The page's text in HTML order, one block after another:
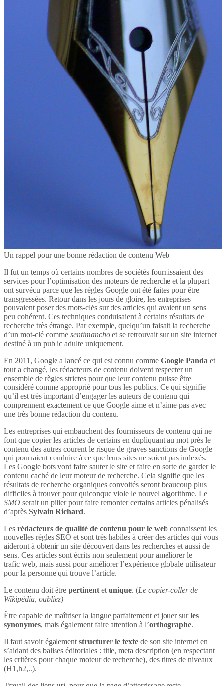
Un rappel pour une bonne rédaction de contenu Web
Il fut un temps où certains nombres de sociétés fournissaient des
services pour l’optimisation des moteurs de recherche et la plupart
ont survécu parce que les règles Google ont été faites pour être
transgressées. Retour dans les jours de gloire, les entreprises
pouvaient poser des mots-clés sur des articles qui avaient un sens
peu cohérent. Ces techniques conduisaient à certains résultats de
recherche très étrange. Par exemple, quelqu’un faisait la recherche
d’un mot-clé comme sentimancho et se retrouvait sur un site internet
destiné à un public adulte uniquement.
En 2011, Google a lancé ce qui est connu comme Google Panda et
tout a changé, les rédacteurs de contenu doivent respecter un
ensemble de règles strictes pour que leur contenu puisse être
considéré comme approprié pour tous les publics. Ce qui signifie
qu’il est très important d’engager les auteurs de contenu qui
comprennent exactement ce que Google aime et n’aime pas avec
une très bonne rédaction du contenu.
Les entreprises qui embauchent des fournisseurs de contenu qui ne
font que copier les articles de certains en dupliquant au mot près le
contenu des autres courent le risque de graves sanctions de Google
qui pourraient conduire à ce que leurs sites ne soient pas indexés.
Les Google bots vont faire sauter le site et faire en sorte de garder le
contenu caché de leur moteur de recherche. Cela signifie que les
résultats de recherche organiques convoités seront beaucoup plus
difficiles à trouver pour quiconque viole le nouvel algorithme. Le
SMO serait un pilier pour faire remonter certains articles pénalisés
d’après Sylvain Richard.
Les rédacteurs de qualité de contenu pour le web connaissent les
nouvelles règles SEO et sont très habiles à créer des articles qui vous
aideront à obtenir un site découvert dans les recherches et aussi de
sens. Ces articles sont écrits non seulement pour améliorer le
trafic web, mais aussi pour améliorer l’expérience globale utilisateur
pour la personne qui trouve l’article.
Le contenu doit être pertinent et unique. (Le copier-coller de
Wikipédia, oubliez)
Être capable de maîtriser la langue parfaitement et jouer surles
synonymes, mais également faire attention à l’orthographe.
Il faut savoir également structurer le texte de son site internet en
s’aidant des balises éditoriales : title, meta description (en respectant
les critères pour chaque moteur de recherche), des titres de niveaux
(H1,h2,..).